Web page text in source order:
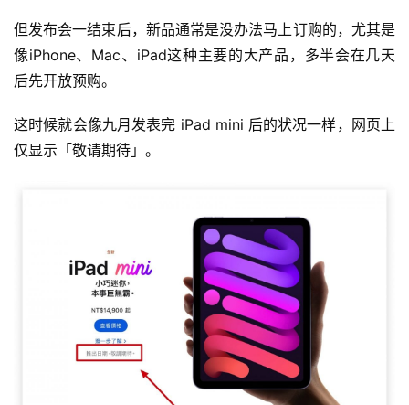
但发布会一结束后，新品通常是没办法马上订购的，尤其是
像iPhone、Mac、iPad这种主要的大产品，多半会在几天
后先开放预购。
这时候就会像九月发表完 iPad mini 后的状况一样，网页上
仅显示「敬请期待」。